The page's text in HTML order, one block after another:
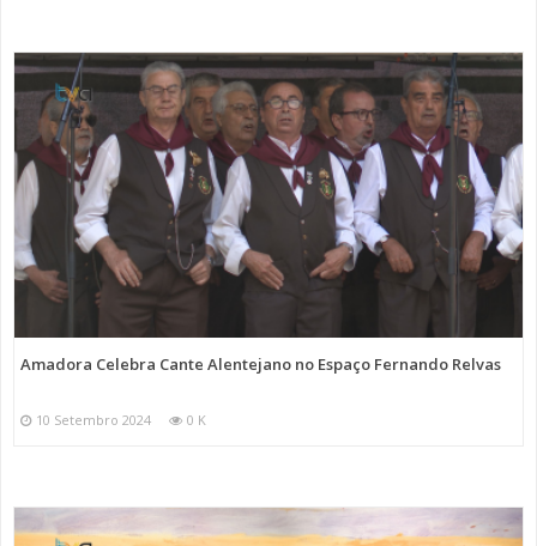
Amadora Celebra Cante Alentejano no Espaço Fernando Relvas
10 Setembro 2024 0 K